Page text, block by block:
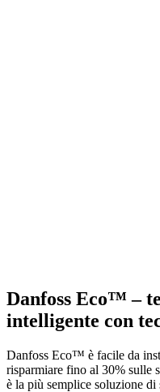
Danfoss Eco™ –
intelligente con
Danfoss Eco™ è facile da
risparmiare fino al 30% sulle
è la più semplice soluzione